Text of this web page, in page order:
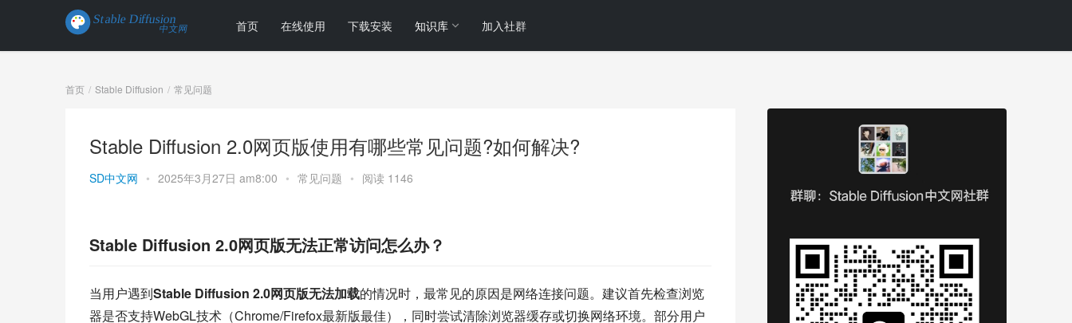
首页 在线使用 下载安装 知识库 加入社群
首页 Stable Diffusion 常见问题
Stable Diffusion 2.0网页版使用有哪些常见问题?如何解决?
SD中文网 • 2025年3月27日 am8:00 • 常见问题 • 阅读 1146
Stable Diffusion 2.0网页版无法正常访问怎么办？
当用户遇到Stable Diffusion 2.0网页版无法加载的情况时，最常见的原因是网络连接问题。建议首先检查浏览
器是否支持WebGL技术（Chrome/Firefox最新版最佳），同时尝试清除浏览器缓存或切换网络环境。部分用户